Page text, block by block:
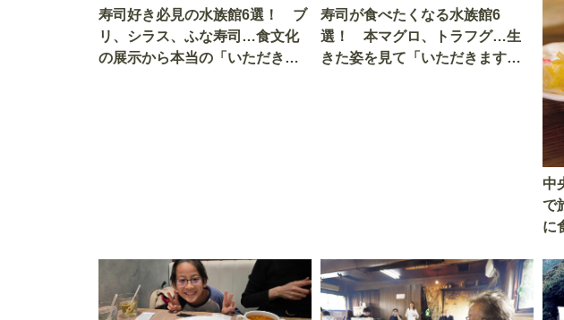
寿司好き必見の水族館6選！ ブ
リ、シラス、ふな寿司…食文化
の展示から本当の「いただきま
寿司が食べたくなる水族館6
選！ 本マグロ、トラフグ…生
きた姿を見て「いただきます」
中
で
に